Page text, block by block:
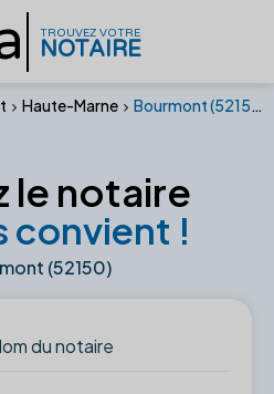
TROUVEZ VOTRE
NOTAIRE
Haute-Marne Bourmont (52150)
le notaire
convient !
(52150)